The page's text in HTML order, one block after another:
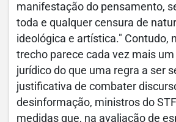
manifestação do pensamento,
toda e qualquer censura de
ideológica e artística." Contudo,
trecho parece cada vez mais
jurídico do que uma regra a ser
justificativa de combater
desinformação, ministros do
medidas que, na avaliação de